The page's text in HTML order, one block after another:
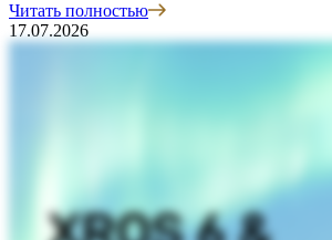
Читать полностью
17.07.2026